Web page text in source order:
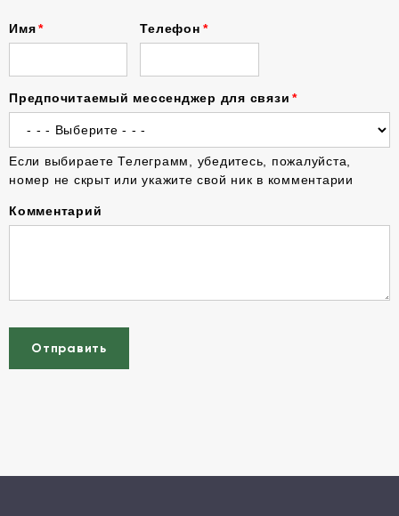
Имя Телефон
Предпочитаемый мессенджер для связи
Если выбираете Телеграмм, убедитесь, пожалуйста,
номер не скрыт или укажите свой ник в комментарии
Комментарий
Отправить